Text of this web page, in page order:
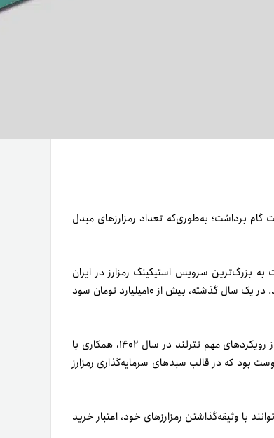
در سال ۱۴۰۲، در مسیر پیشرفت گام برداشت؛ به‌طوری‌که تعداد رمزارزهای مبدل
به بزرگ‌ترین سرویس استیکینگ رمزارز در ایران
تبدیل شد؛ به‌طوری‌که بیش از ۳۸ طرح سرمایه‌گذاری با شرایط ویژه ارائه می‌کند. در یک سال گذشته، بیش از ۱۰میلیارد تومان سود
خود را رونمایی کرد. یکی از رویکردهای مهم تترلند در سال ۱۴۰۲، همکاری با
بود که در قالب سبدهای سرمایه‌گذاری رمزارز
با وثیقه‌گذاشتن رمزارزهای خود، اعتبار خرید